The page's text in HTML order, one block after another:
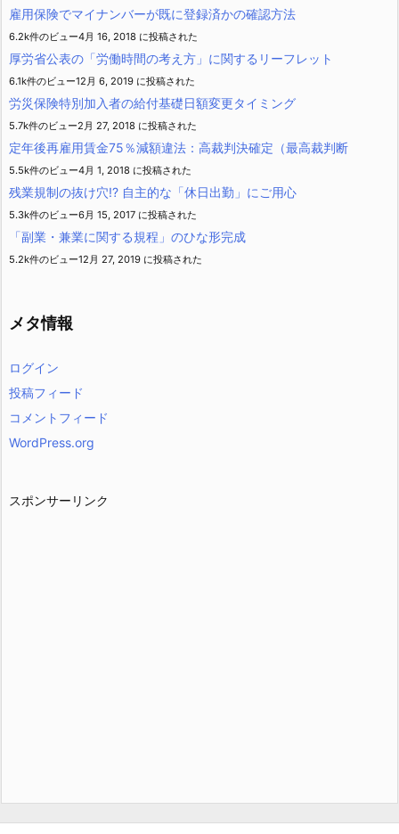
雇用保険でマイナンバーが既に登録済かの確認方法
6.2k件のビュー4月 16, 2018 に投稿された
厚労省公表の「労働時間の考え方」に関するリーフレット
6.1k件のビュー12月 6, 2019 に投稿された
労災保険特別加入者の給付基礎日額変更タイミング
5.7k件のビュー2月 27, 2018 に投稿された
定年後再雇用賃金75％減額違法：高裁判決確定（最高裁判断
5.5k件のビュー4月 1, 2018 に投稿された
残業規制の抜け穴!? 自主的な「休日出勤」にご用心
5.3k件のビュー6月 15, 2017 に投稿された
「副業・兼業に関する規程」のひな形完成
5.2k件のビュー12月 27, 2019 に投稿された
メタ情報
ログイン
投稿フィード
コメントフィード
WordPress.org
スポンサーリンク